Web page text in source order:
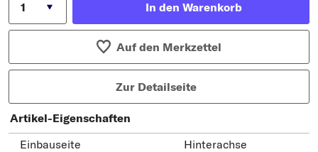
In den Warenkorb
Auf den Merkzettel
Zur Detailseite
Artikel-Eigenschaften
Einbauseite
Hinterachse